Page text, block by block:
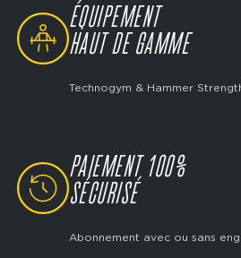
SVG
ÉQUIPEMENT
HAUT DE GAMME
Technogym & Hammer
SVG
PAIEMENT 100%
SÉCURISÉ
Abonnement avec ou sans